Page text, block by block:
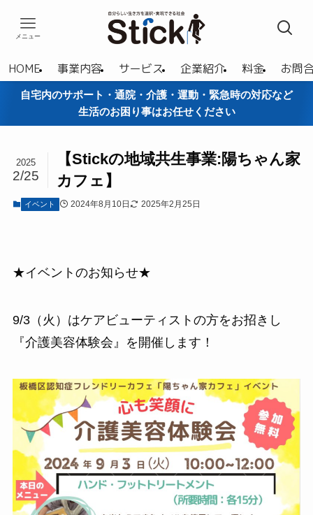
メニュー
HOME 事業内容 サービス 企業紹介 料金 お問
自宅内のサポート・通院・介護・運動・緊急時の対応など
生活のお困り事はお任せください
【Stickの地域共生事業:陽ちゃん家
カフェ】
2025
2/25
イベント 2024年8月10日 2025年2月25日
★イベントのお知らせ★
9/3（火）はケアビューティストの方をお招きし
『介護美容体験会』を開催します！